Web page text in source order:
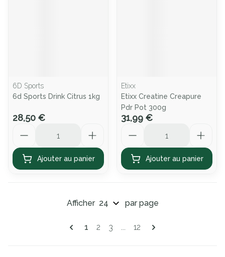
6D Sports
6d Sports Drink Citrus 1kg
28,50 €
Ajouter au panier
Etixx
Etixx Creatine Creapure
Pdr Pot 300g
31,99 €
Ajouter au panier
Pages
Vous lisez actuellement la page
1 Page
2 Page
3 ... Page
12
Afficher par page